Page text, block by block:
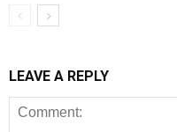
LEAVE A REPLY